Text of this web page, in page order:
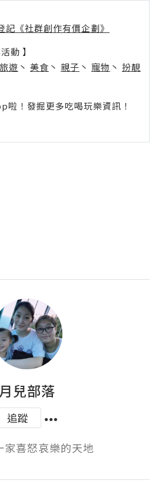
記《社群創作有價企劃》
動 】
旅遊 丶 美食 丶 親子 丶 寵物 丶 扮靚
！發掘更多吃喝玩樂資訊！
月兒部落
追蹤
家喜怒哀樂的天地